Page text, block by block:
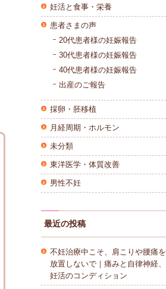
妊活と食事・栄養
患者さまの声
20代患者様の妊娠報告
30代患者様の妊娠報告
40代患者様の妊娠報告
出産のご報告
採卵・胚移植
月経周期・ホルモン
未分類
東洋医学・体質改善
男性不妊
最近の投稿
不妊治療中こそ、肩こりや腰痛を
放置しないで｜痛みと自律神経、
妊活のコンディション